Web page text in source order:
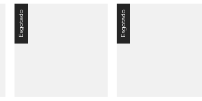
Esgotado Esgotado